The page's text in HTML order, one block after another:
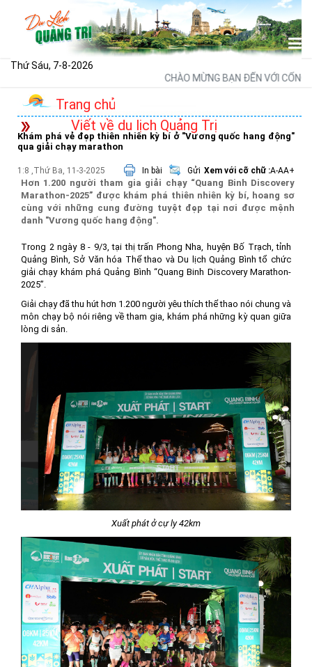
Thứ Sáu, 7-8-2026
CHÀO MỪNG BẠN ĐẾN VỚI CỔNG
Trang chủ
Viết về du lịch Quảng Trị
Khám phá vẻ đẹp thiên nhiên kỳ bí ở "Vương quốc hang động"
qua giải chạy marathon
1:8 ,Thứ Ba, 11-3-2025 In bài Gửi Xem với cỡ chữ :A-AA+
Hơn 1.200 người tham gia giải chạy “Quang Binh Discovery
Marathon-2025” được khám phá thiên nhiên kỳ bí, hoang sơ
cùng với những cung đường tuyệt đẹp tại nơi được mệnh
danh "Vương quốc hang động".
Trong 2 ngày 8 - 9/3, tại thị trấn Phong Nha, huyện Bố Trạch, tỉnh
Quảng Bình, Sở Văn hóa Thể thao và Du lịch Quảng Bình tổ chức
giải chạy khám phá Quảng Bình “Quang Binh Discovery Marathon-
2025”.
Giải chạy đã thu hút hơn 1.200 người yêu thích thể thao nói chung và
môn chạy bộ nói riêng về tham gia, khám phá những kỳ quan giữa
lòng di sản.
Xuất phát ở cự ly 42km